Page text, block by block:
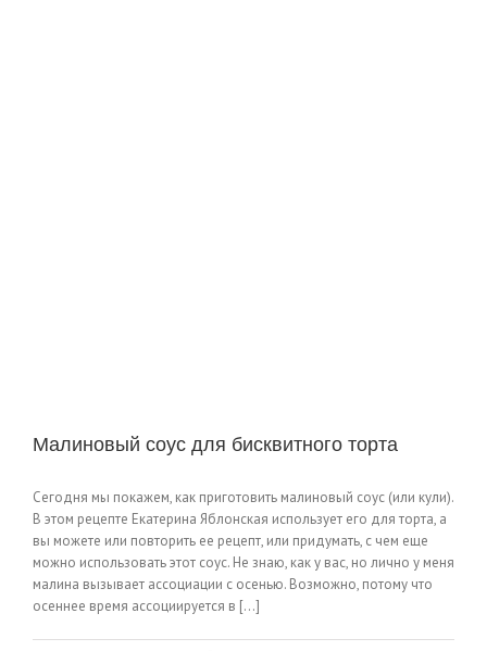
Малиновый соус для бисквитного торта
Сегодня мы покажем, как приготовить малиновый соус (или кули).
В этом рецепте Екатерина Яблонская использует его для торта, а
вы можете или повторить ее рецепт, или придумать, с чем еще
можно использовать этот соус. Не знаю, как у вас, но лично у меня
малина вызывает ассоциации с осенью. Возможно, потому что
осеннее время ассоциируется в [...]